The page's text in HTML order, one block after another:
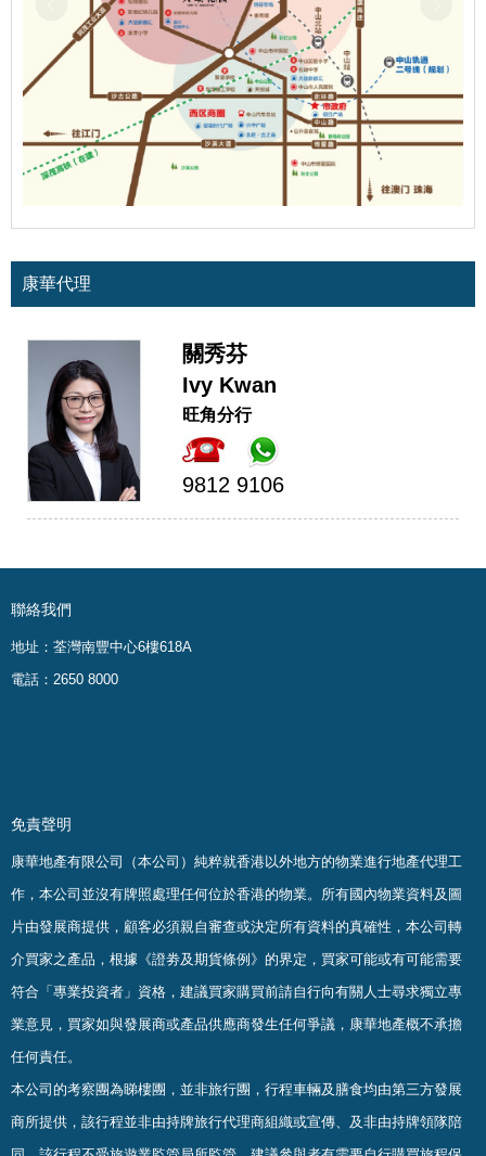
康華代理
關秀芬
Ivy Kwan
旺角分行
9812 9106
聯絡我們
地址：荃灣南豐中心6樓618A
電話：2650 8000
免責聲明
康華地產有限公司（本公司）純粹就香港以外地方的物業進行地產代理工
作，本公司並沒有牌照處理任何位於香港的物業。 所有國內物業資料及圖
片由發展商提供，顧客必須親自審查或決定所有資料的真確性 ， 本公司轉
介買家之產品，根據《證劵及期貨條例》的界定，買家可能或有可能需要
符合「專業投資者」資格，建議買家購買前請自行向有關人士尋求獨立專
業意見，買家如與發展商或產品供應商發生任何爭議，康華地產概不承擔
任何責任。
本公司的考察團為睇樓團，並非旅行團，行程車輛及膳食均由第三方發展
商所提供，該行程並非由持牌旅行代理商組織或宣傳、及非由持牌領隊陪